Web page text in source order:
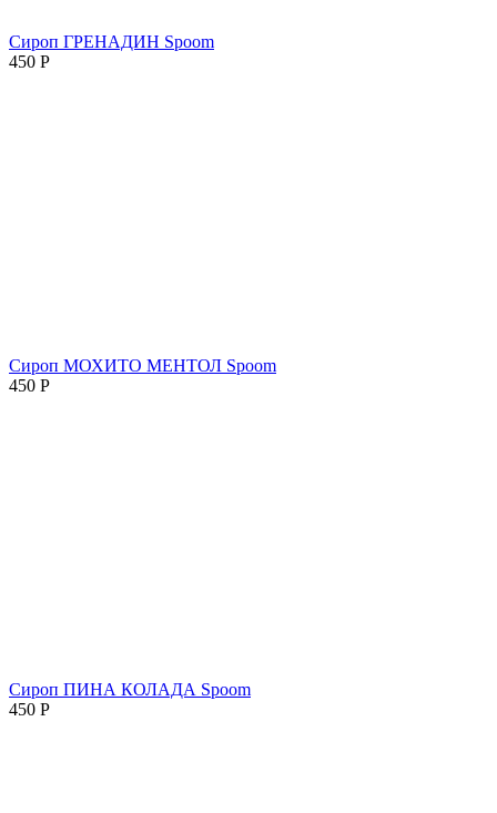
Сироп ГРЕНАДИН Spoom
450 Р
Сироп МОХИТО МЕНТОЛ Spoom
450 Р
Сироп ПИНА КОЛАДА Spoom
450 Р